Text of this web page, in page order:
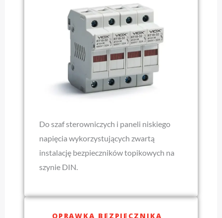
Do szaf sterowniczych i paneli niskiego
napięcia wykorzystujących zwartą
instalację bezpieczników topikowych na
szynie DIN.
⎯⎯ OPRAWKA BEZPIECZNIKA